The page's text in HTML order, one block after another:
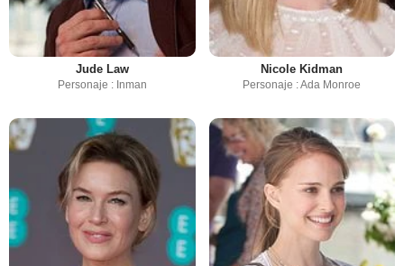
Jude Law
Personaje : Inman
Nicole Kidman
Personaje : Ada Monroe